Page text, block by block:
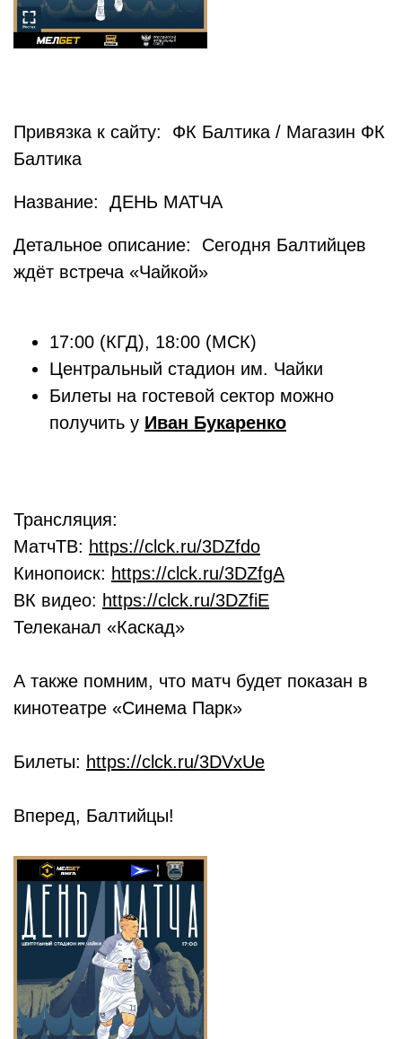
Привязка к сайту: ФК Балтика / Магазин ФК
Балтика
Название: ДЕНЬ МАТЧА
Детальное описание: Сегодня Балтийцев
ждёт встреча «Чайкой»
17:00 (КГД), 18:00 (МСК)
Центральный стадион им. Чайки
Билеты на гостевой сектор можно
получить у Иван Букаренко
Трансляция:
МатчТВ: https://clck.ru/3DZfdo
Кинопоиск: https://clck.ru/3DZfgA
ВК видео: https://clck.ru/3DZfiE
Телеканал «Каскад»
А также помним, что матч будет показан в
кинотеатре «Синема Парк»
Билеты: https://clck.ru/3DVxUe
Вперед, Балтийцы!